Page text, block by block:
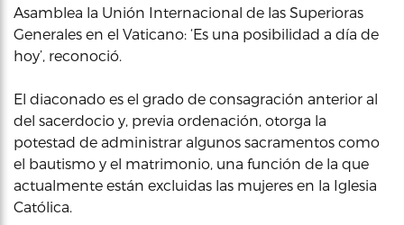
Asamblea la Unión Internacional de las Superioras
Generales en el Vaticano: ‘Es una posibilidad a día de
hoy’, reconoció.
El diaconado es el grado de consagración anterior al
del sacerdocio y, previa ordenación, otorga la
potestad de administrar algunos sacramentos como
el bautismo y el matrimonio, una función de la que
actualmente están excluidas las mujeres en la Iglesia
Católica.